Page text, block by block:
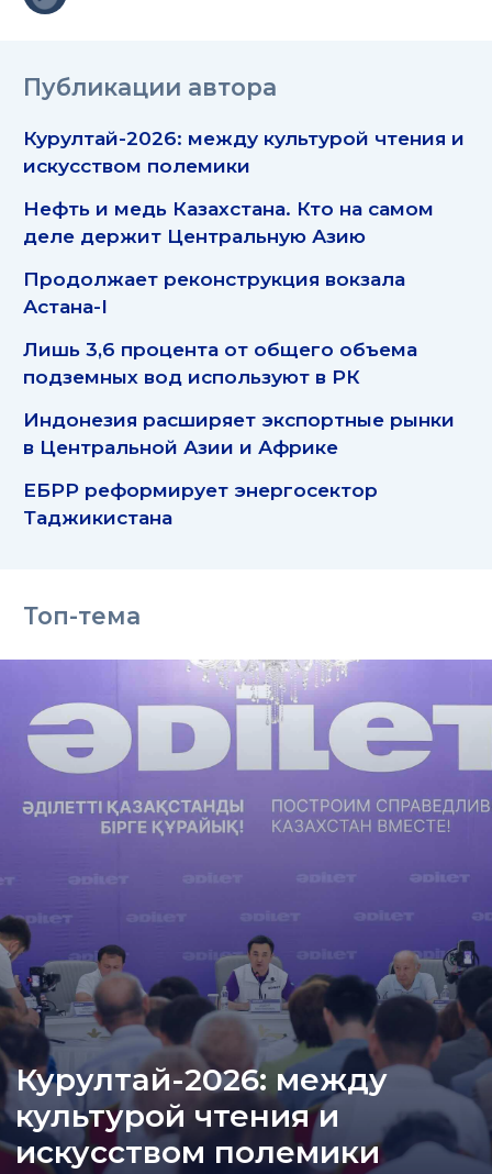
Публикации автора
Курултай-2026: между культурой чтения и
искусством полемики
Нефть и медь Казахстана. Кто на самом
деле держит Центральную Азию
Продолжает реконструкция вокзала
Астана-I
Лишь 3,6 процента от общего объема
подземных вод используют в РК
Индонезия расширяет экспортные рынки
в Центральной Азии и Африке
ЕБРР реформирует энергосектор
Таджикистана
Топ-тема
Курултай-2026: между
культурой чтения и
искусством полемики